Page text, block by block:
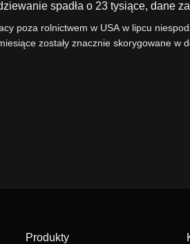
spadła o 23 tysiące, dane
w dół, a oczekiwania co do
poza rolnictwem w USA w lipcu
zostały znacznie skorygowane w
wykazaniu ponadprzeciętnej
Produkty